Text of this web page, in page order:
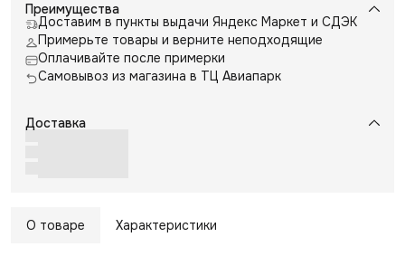
Преимущества
Доставим в пункты выдачи Яндекс Маркет и СДЭК
Примерьте товары и верните неподходящие
Оплачивайте после примерки
Самовывоз из магазина в ТЦ Авиапарк
Доставка
О товаре Характеристики